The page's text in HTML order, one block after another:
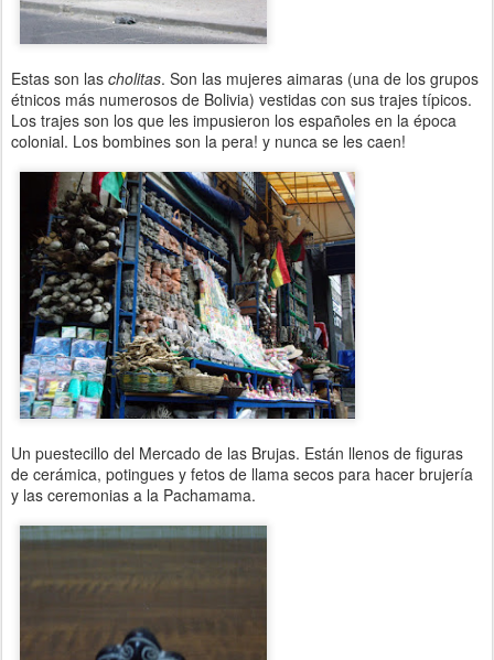
Estas son las cholitas. Son las mujeres aimaras (una de los grupos
étnicos más numerosos de Bolivia) vestidas con sus trajes típicos.
Los trajes son los que les impusieron los españoles en la época
colonial. Los bombines son la pera! y nunca se les caen!
Un puestecillo del Mercado de las Brujas. Están llenos de figuras
de cerámica, potingues y fetos de llama secos para hacer brujería
y las ceremonias a la Pachamama.